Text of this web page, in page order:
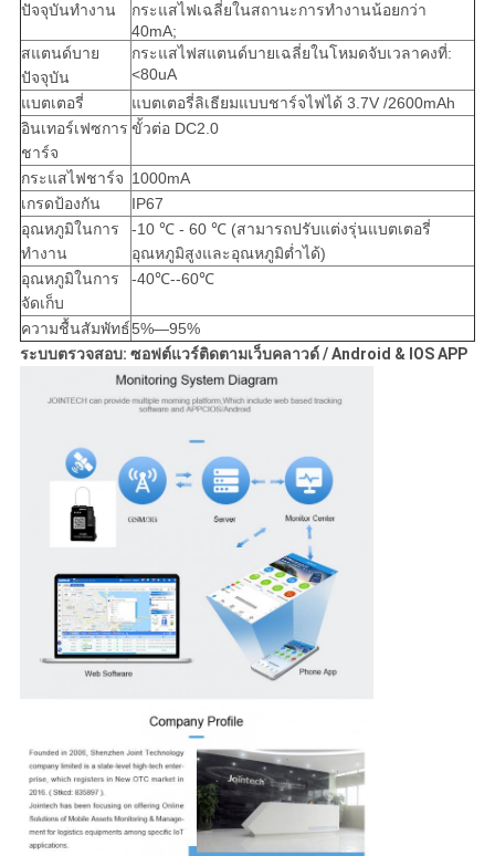
ปัจจุบันทำงาน
กระแสไฟเฉลี่ยในสถานะการทำงานน้อยกว่า
40mA;
สแตนด์บาย
ปัจจุบัน
กระแสไฟสแตนด์บายเฉลี่ยในโหมดจับเวลาคงที่:
<80uA
แบตเตอรี่
แบตเตอรี่ลิเธียมแบบชาร์จไฟได้ 3.7V /2600mAh
อินเทอร์เฟซการ
ชาร์จ
ขั้วต่อ DC2.0
กระแสไฟชาร์จ 1000mA
เกรดป้องกัน
IP67
อุณหภูมิในการ
ทำงาน
-10 ℃ - 60 ℃ (สามารถปรับแต่งรุ่นแบตเตอรี่
อุณหภูมิสูงและอุณหภูมิต่ำได้)
อุณหภูมิในการ
จัดเก็บ
-40℃--60℃
ความชื้นสัมพัทธ์5%—95%
ระบบตรวจสอบ: ซอฟต์แวร์ติดตามเว็บคลาวด์ / Android & IOS APP